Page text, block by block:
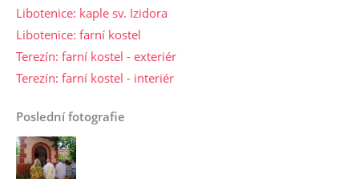
Libotenice: kaple sv. Izidora
Libotenice: farní kostel
Terezín: farní kostel - exteriér
Terezín: farní kostel - interiér
Poslední fotografie